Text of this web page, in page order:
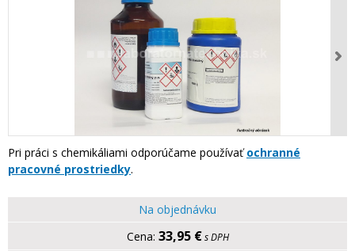
Pri práci s chemikáliami odporúčame používaťochranné
pracovné prostriedky.
Na objednávku
33,95 € s DPH